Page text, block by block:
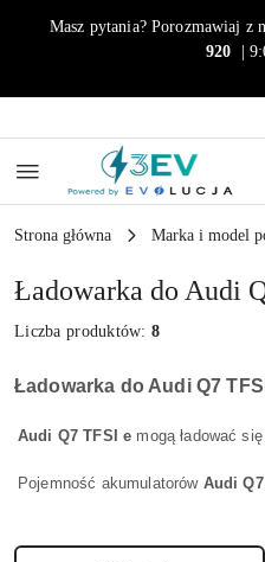
Przejdź do treści
Przejdź do
Przejdź do moje konto
Przejdź do menu
Przejdź do stopki
Masz pytania? Porozmawiaj z
920
|
Strona główna Marka i model
Ładowarka do Audi
Liczba produktów:8
Ładowarka do Audi Q7
Audi Q7 TFSI e mogą ładować
Pojemność akumulatorów Audi